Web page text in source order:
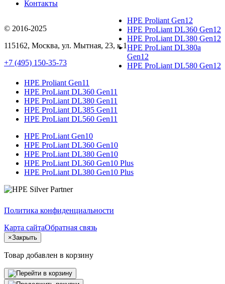
Контакты
© 2016-2025
115162, Москва, ул. Мытная, 23, к.1
+7 (495) 150-35-73
HPE Proliant Gen12
HPE ProLiant DL360 Gen12
HPE ProLiant DL380 Gen12
HPE ProLiant DL380a
Gen12
HPE ProLiant DL580 Gen12
HPE Proliant Gen11
HPE ProLiant DL360 Gen11
HPE ProLiant DL380 Gen11
HPE ProLiant DL385 Gen11
HPE ProLiant DL560 Gen11
HPE ProLiant Gen10
HPE ProLiant DL360 Gen10
HPE ProLiant DL380 Gen10
HPE ProLiant DL360 Gen10 Plus
HPE ProLiant DL380 Gen10 Plus
Политика конфиденциальности
Карта сайтаОбратная связь
×Закрыть
Товар добавлен в корзину